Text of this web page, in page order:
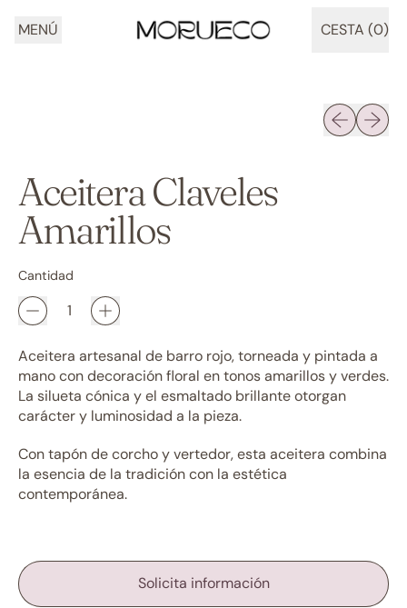
MENÚ CESTA (0)
ARTÍCULOS
Diapositiva
Aceitera Claveles
Amarillos
Cantidad
Aceitera artesanal de barro rojo, torneada y pintada a
mano con decoración floral en tonos amarillos y verdes.
La silueta cónica y el esmaltado brillante otorgan
carácter y luminosidad a la pieza.
Con tapón de corcho y vertedor, esta aceitera combina
la esencia de la tradición con la estética
contemporánea.
Solicita información